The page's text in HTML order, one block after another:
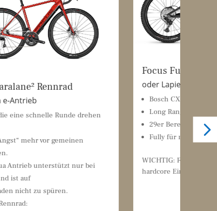
drehen
nur bei
Focus Fully Thron²
oder Lapierre Overvolt
Bosch CX Gen4 Antrieb
Long Range Batterie mit 625 Wh
29er Bereifung für Touren
Fully für max. Komfort
WICHTIG: Fahren im Park oder sonstiger
hardcore Einsatz nicht erlaubt.